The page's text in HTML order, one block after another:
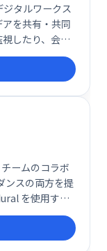
タルワークス
を共有・共同
したり、会議
プリにも対応
ボレーショ
全なデータ送
で効率的に作
ームのコラボ
ンスの両方を提
を使用する
され、チームが
得られます。